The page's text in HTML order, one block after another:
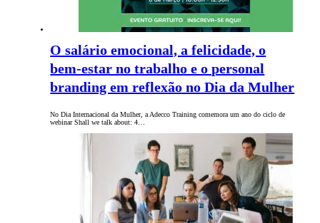
O salário emocional, a felicidade, o
bem-estar no trabalho e o personal
branding em reflexão no Dia da Mulher
No Dia Internacional da Mulher, a Adecco Training comemora um ano do ciclo de
webinar Shall we talk about: 4…